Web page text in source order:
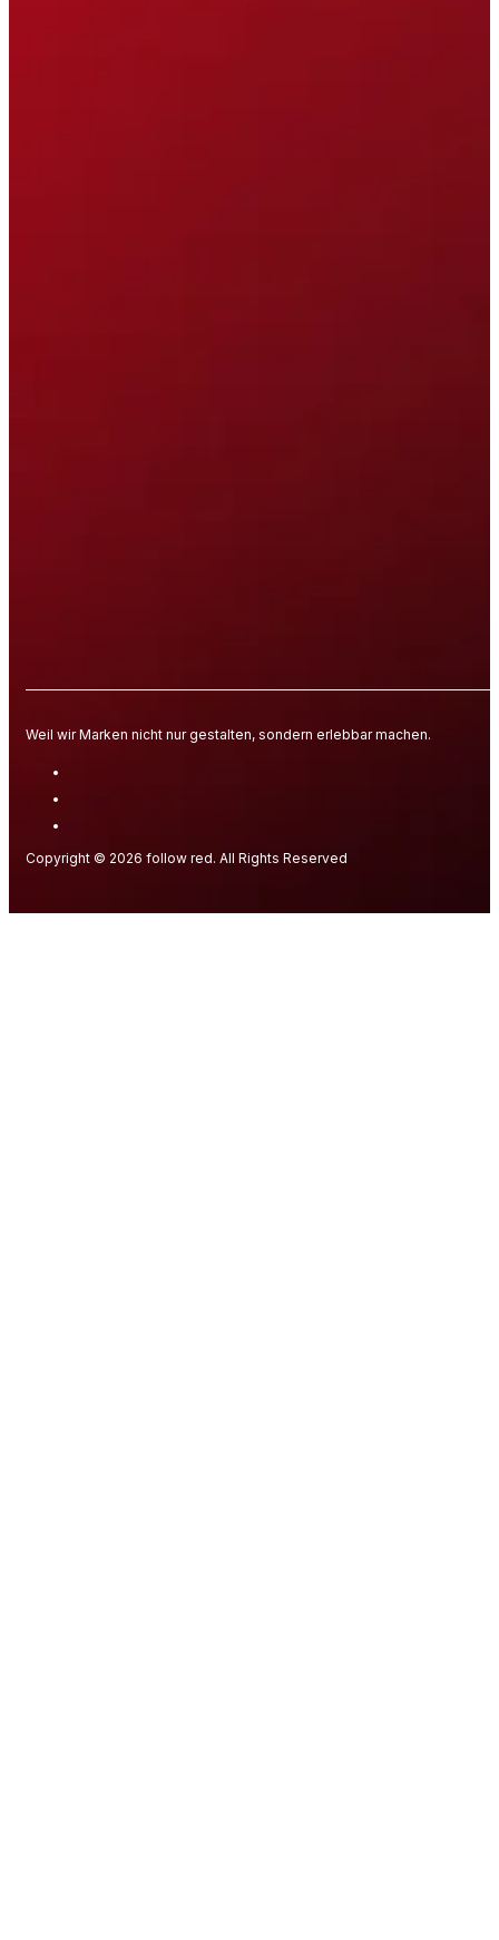
Weil wir Marken nicht nur gestalten, sondern erlebbar machen.
Copyright © 2026 follow red. All Rights Reserved